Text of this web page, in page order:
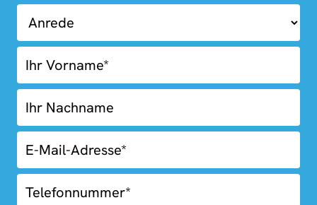
01.03-
Kostenlose
Erstberatung
Blue
Box
Fooder